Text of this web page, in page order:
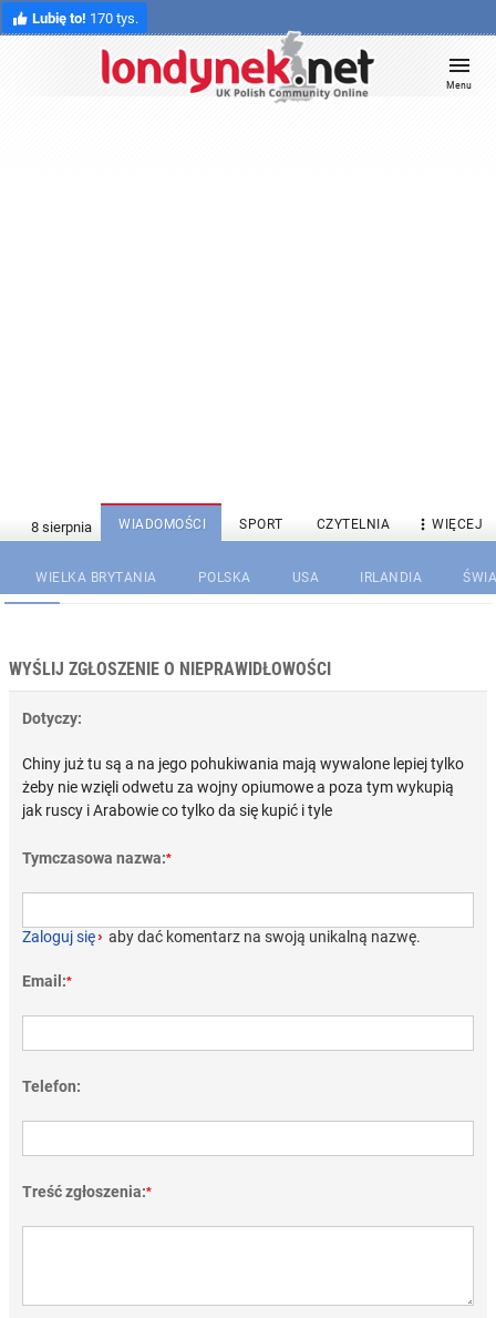
Lubię to! 170 tys.
Menu
WIADOMOŚCI SPORT CZYTELNIA  WIĘCEJ
WIELKA BRYTANIA POLSKA USA IRLANDIA
WYŚLIJ ZGŁOSZENIE O NIEPRAWIDŁOWOŚCI
Dotyczy:
Chiny już tu są a na jego pohukiwania mają wywalone lepiej tylko
żeby nie wzięli odwetu za wojny opiumowe a poza tym wykupią
jak ruscy i Arabowie co tylko da się kupić i tyle
Tymczasowa nazwa:*
Zaloguj się› aby dać komentarz na swoją unikalną nazwę.
Email:*
Telefon:
Treść zgłoszenia:*